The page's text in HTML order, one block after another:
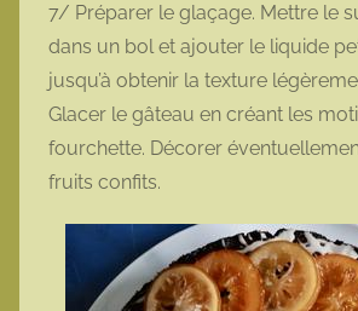
7/ Préparer le glaçage. Mettre le
dans un bol et ajouter le liquide
jusqu’à obtenir la texture
Glacer le gâteau en créant les
fourchette. Décorer
fruits confits.